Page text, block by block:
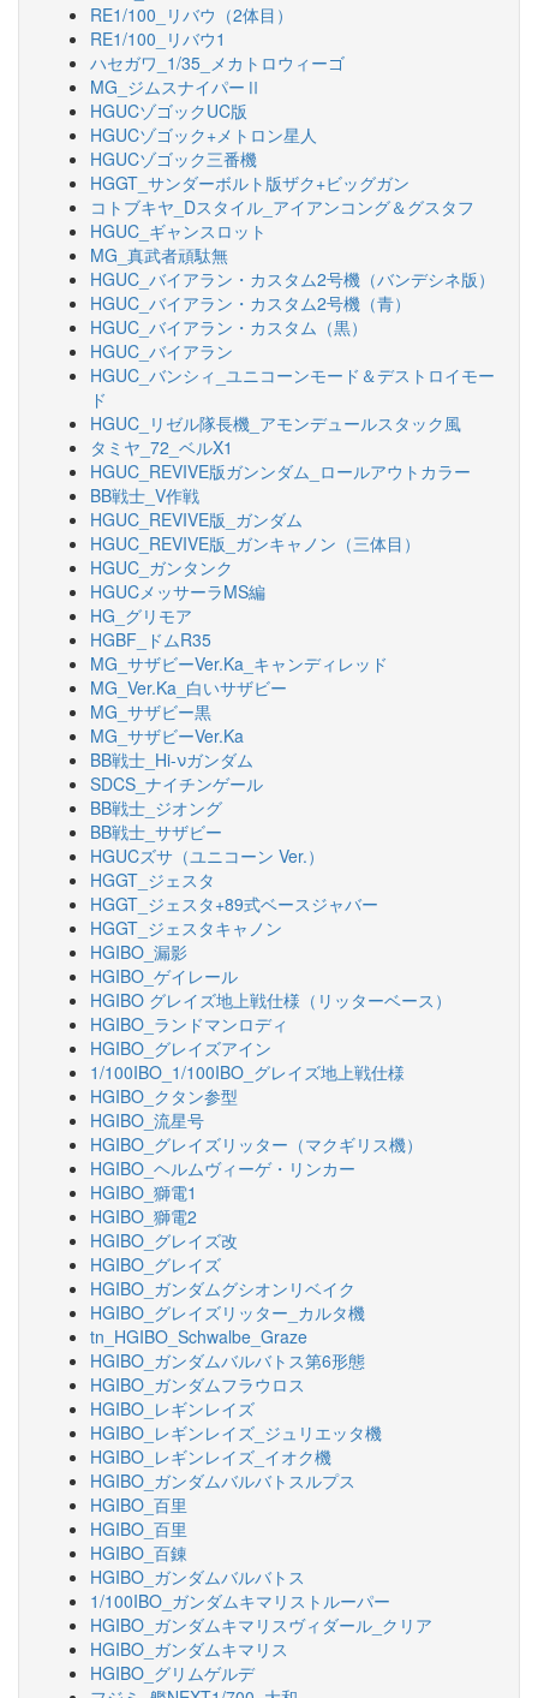
RE1/100_リバウ（2体目）
RE1/100_リバウ1
ハセガワ_1/35_メカトロウィーゴ
MG_ジムスナイパーⅡ
HGUCゾゴックUC版
HGUCゾゴック+メトロン星人
HGUCゾゴック三番機
HGGT_サンダーボルト版ザク+ビッグガン
コトブキヤ_Dスタイル_アイアンコング＆グスタフ
HGUC_ギャンスロット
MG_真武者頑駄無
HGUC_バイアラン・カスタム2号機（バンデシネ版）
HGUC_バイアラン・カスタム2号機（青）
HGUC_バイアラン・カスタム（黒）
HGUC_バイアラン
HGUC_バンシィ_ユニコーンモード＆デストロイモー
ド
HGUC_リゼル隊長機_アモンデュールスタック風
タミヤ_72_ベルX1
HGUC_REVIVE版ガンンダム_ロールアウトカラー
BB戦士_V作戦
HGUC_REVIVE版_ガンダム
HGUC_REVIVE版_ガンキャノン（三体目）
HGUC_ガンタンク
HGUCメッサーラMS編
HG_グリモア
HGBF_ドムR35
MG_サザビーVer.Ka_キャンディレッド
MG_Ver.Ka_白いサザビー
MG_サザビー黒
MG_サザビーVer.Ka
BB戦士_Hi-νガンダム
SDCS_ナイチンゲール
BB戦士_ジオング
BB戦士_サザビー
HGUCズサ（ユニコーン Ver.）
HGGT_ジェスタ
HGGT_ジェスタ+89式ベースジャバー
HGGT_ジェスタキャノン
HGIBO_漏影
HGIBO_ゲイレール
HGIBO グレイズ地上戦仕様（リッターベース）
HGIBO_ランドマンロディ
HGIBO_グレイズアイン
1/100IBO_1/100IBO_グレイズ地上戦仕様
HGIBO_クタン参型
HGIBO_流星号
HGIBO_グレイズリッター（マクギリス機）
HGIBO_ヘルムヴィーゲ・リンカー
HGIBO_獅電1
HGIBO_獅電2
HGIBO_グレイズ改
HGIBO_グレイズ
HGIBO_ガンダムグシオンリベイク
HGIBO_グレイズリッター_カルタ機
tn_HGIBO_Schwalbe_Graze
HGIBO_ガンダムバルバトス第6形態
HGIBO_ガンダムフラウロス
HGIBO_レギンレイズ
HGIBO_レギンレイズ_ジュリエッタ機
HGIBO_レギンレイズ_イオク機
HGIBO_ガンダムバルバトスルプス
HGIBO_百里
HGIBO_百里
HGIBO_百錬
HGIBO_ガンダムバルバトス
1/100IBO_ガンダムキマリストルーパー
HGIBO_ガンダムキマリスヴィダール_クリア
HGIBO_ガンダムキマリス
HGIBO_グリムゲルデ